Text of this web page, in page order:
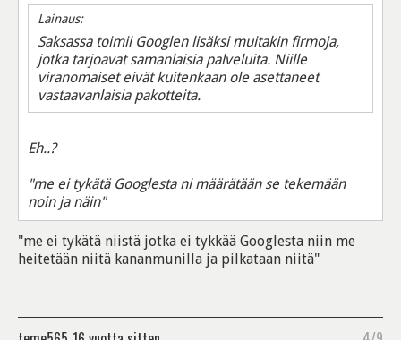
Lainaus:
Saksassa toimii Googlen lisäksi muitakin firmoja,
jotka tarjoavat samanlaisia palveluita. Niille
viranomaiset eivät kuitenkaan ole asettaneet
vastaavanlaisia pakotteita.
Eh..?
"me ei tykätä Googlesta ni määrätään se tekemään
noin ja näin"
"me ei tykätä niistä jotka ei tykkää Googlesta niin me
heitetään niitä kananmunilla ja pilkataan niitä"